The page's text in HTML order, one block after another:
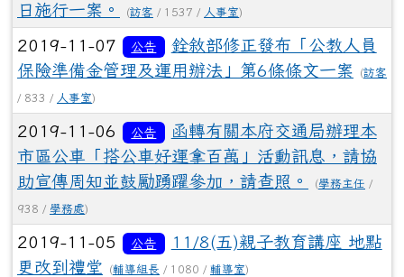
日施行一案。
(訪客 / 1537 / 人事室)
2019-11-07 公告
銓敘部修正發布「公教人員
保險準備金管理及運用辦法」第6條條文一案
(訪客
/ 833 / 人事室)
2019-11-06 公告
函轉有關本府交通局辦理本
市區公車「搭公車好運拿百萬」活動訊息，請協
助宣傳周知並鼓勵踴躍參加，請查照。
(學務主任 /
938 / 學務處)
2019-11-05 公告
11/8(五)親子教育講座 地點
更改到禮堂
(輔導組長 / 1080 / 輔導室)